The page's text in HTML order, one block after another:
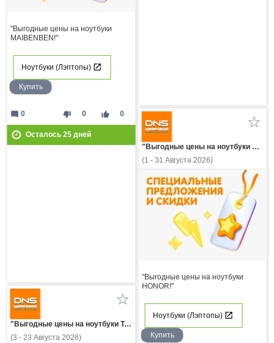
"Выгодные цены на ноутбуки
MAIBENBEN!"
Ноутбуки (Лэптопы)
Купить
thumb_down 0 thumb_up 0
mode_comment 0
Осталось 25дней
"Выгодные цены на ноутбуки HONOR!"
(1 - 31 Августа 2026)
"Выгодные цены на ноутбуки
HONOR!"
Ноутбуки (Лэптопы)
Купить
"Выгодные цены на ноутбуки Tecno!"
(3 - 23 Августа 2026)